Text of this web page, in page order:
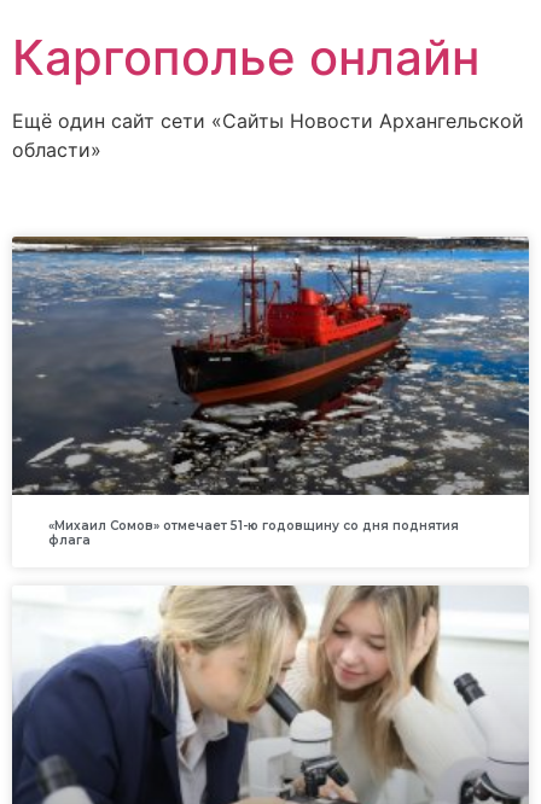
Каргополье онлайн
Ещё один сайт сети «Сайты Новости Архангельской
области»
«Михаил Сомов» отмечает 51-ю годовщину со дня поднятия
флага